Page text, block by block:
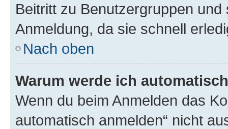
Beitritt zu Benutzergruppen
Anmeldung, da sie schnell
Nach oben
Warum werde ich
Wenn du beim Anmelden das
automatisch anmelden“ nicht